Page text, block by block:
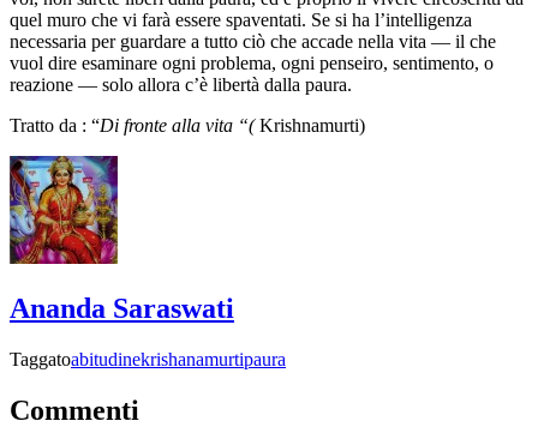
quel muro che vi farà essere spaventati. Se si ha l’intelligenza
necessaria per guardare a tutto ciò che accade nella vita — il che
vuol dire esaminare ogni problema, ogni penseiro, sentimento, o
reazione — solo allora c’è libertà dalla paura.
Tratto da : “Di fronte alla vita “(Krishnamurti)
Ananda Saraswati
Taggatoabitudinekrishanamurtipaura
Commenti